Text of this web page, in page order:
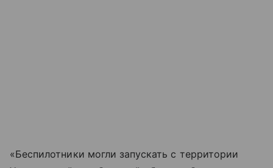
«Беспилотники могли запускать с территории